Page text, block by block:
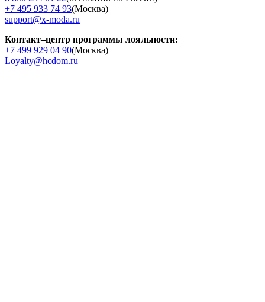
+7 495 933 74 93(Москва)
support@x-moda.ru
Контакт–центр программы лояльности:
+7 499 929 04 90(Москва)
Loyalty@hcdom.ru